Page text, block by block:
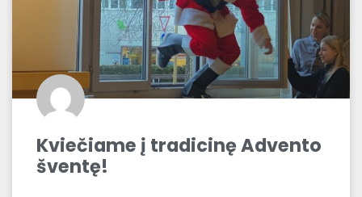
Kviečiame į tradicinę Advento
šventę!